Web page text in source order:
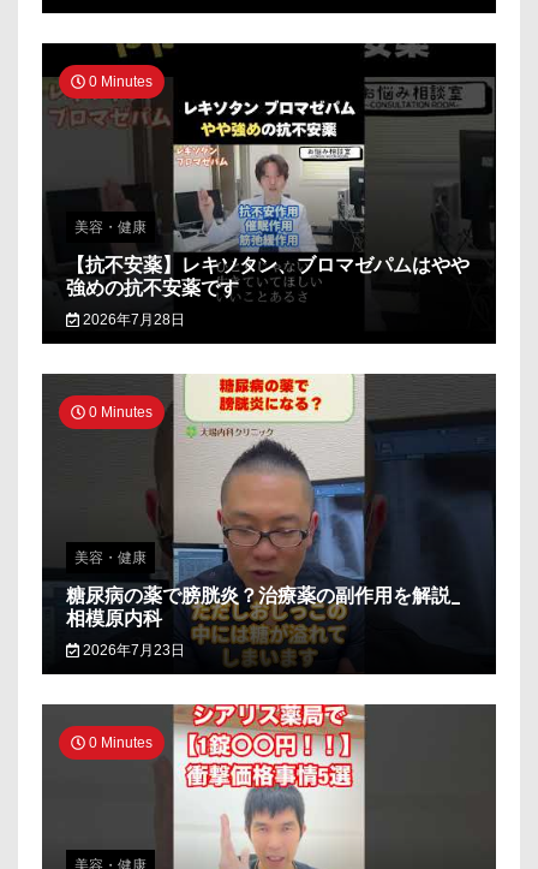
0 Minutes
美容・健康
【抗不安薬】レキソタン、ブロマゼパムはやや
強めの抗不安薬です
2026年7月28日
0 Minutes
美容・健康
糖尿病の薬で膀胱炎？治療薬の副作用を解説_
相模原内科
2026年7月23日
0 Minutes